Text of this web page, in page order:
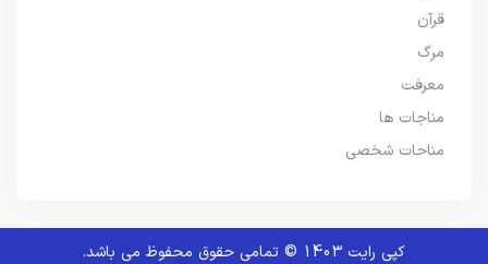
قرآن
مرگ
معرفت
مناجات ها
مناحات شخصی
کپی رایت 1403 © تمامی حقوق محفوظ می باشد.